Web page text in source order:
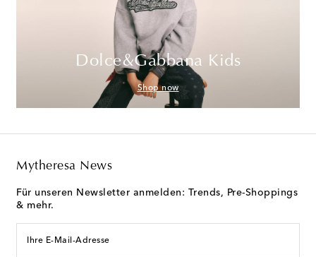
Dolce&Gabbana Kids
Shop now
Mytheresa News
Für unseren Newsletter anmelden: Trends, Pre-Shoppings
& mehr.
Ihre E-Mail-Adresse